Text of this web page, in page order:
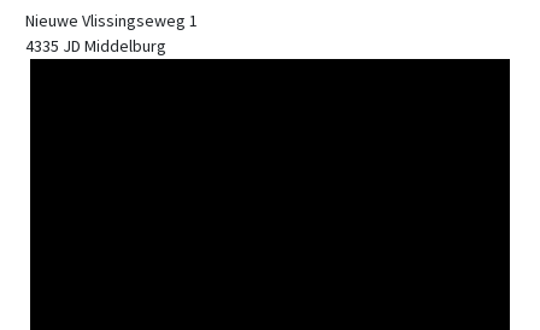
Nieuwe Vlissingseweg 1
4335 JD Middelburg